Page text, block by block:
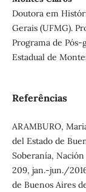
Doutora em
Gerais (UFMG).
Programa de
Estadual de
Referências
ARAMBURO,
del Estado de
Soberanía, Nación
209, jan.-jun./
de Buenos Aires